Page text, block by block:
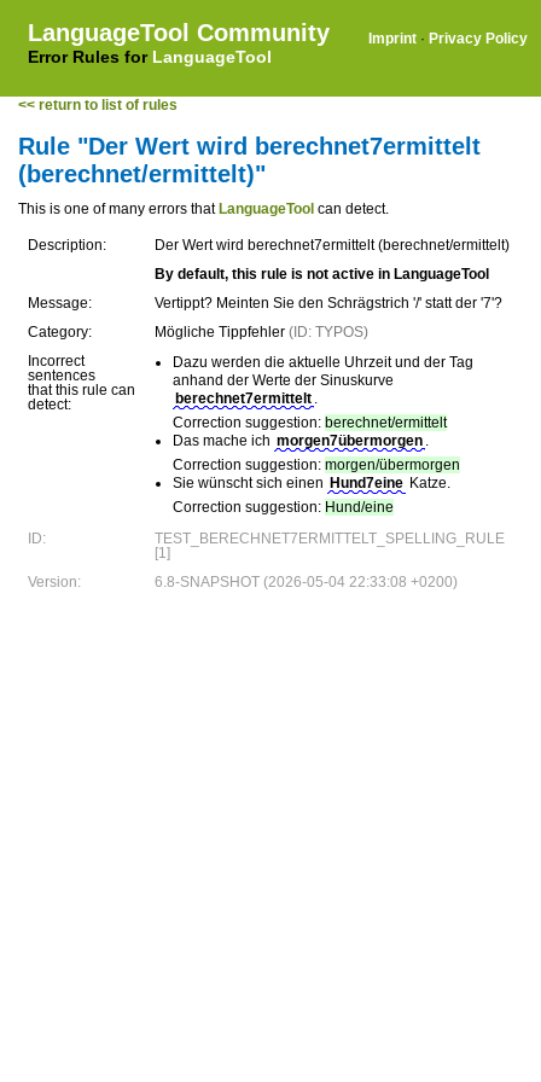
LanguageTool Community
Error Rules for LanguageTool
Imprint · Privacy Policy
<< return to list of rules
Rule "Der Wert wird berechnet7ermittelt
(berechnet/ermittelt)"
This is one of many errors that LanguageTool can detect.
Description:
Der Wert wird berechnet7ermittelt (berechnet/ermittelt)
By default, this rule is not active in LanguageTool
Message:
Vertippt? Meinten Sie den Schrägstrich '/' statt der '7'?
Category:
Mögliche Tippfehler (ID: TYPOS)
Incorrect
sentences
that this rule can
detect:
Dazu werden die aktuelle Uhrzeit und der Tag
anhand der Werte der Sinuskurve
berechnet7ermittelt .
Correction suggestion: berechnet/ermittelt
Das mache ich morgen7übermorgen .
Correction suggestion: morgen/übermorgen
Sie wünscht sich einen Hund7eine Katze.
Correction suggestion: Hund/eine
ID:
TEST_BERECHNET7ERMITTELT_SPELLING_RULE
[1]
Version:
6.8-SNAPSHOT (2026-05-04 22:33:08 +0200)